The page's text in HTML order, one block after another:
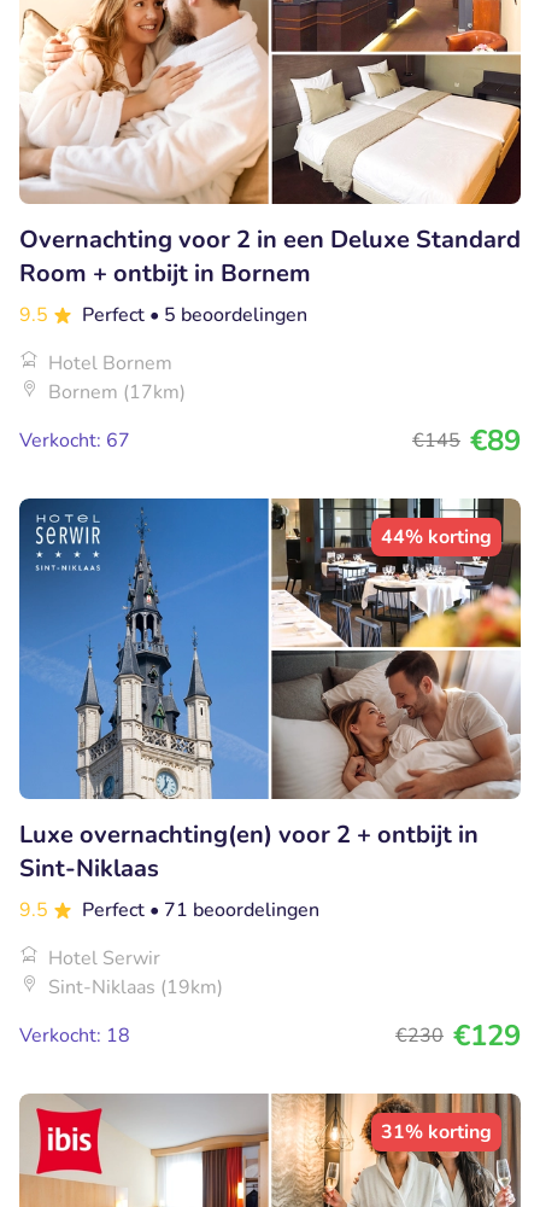
Overnachting voor 2 in een Deluxe Standard
Room + ontbijt in Bornem
9.5 Perfect • 5 beoordelingen
Hotel Bornem
Bornem (17km)
Verkocht: 67
€145 €89
44% korting
Luxe overnachting(en) voor 2 + ontbijt in
Sint-Niklaas
9.5 Perfect • 71 beoordelingen
Hotel Serwir
Sint-Niklaas (19km)
Verkocht: 18
€230 €129
31% korting